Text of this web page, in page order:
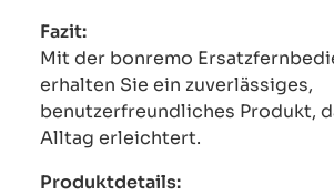
Fazit:
Mit der bonremo
erhalten Sie ein zuverlässiges,
benutzerfreundliches Produkt,
Alltag erleichtert.
Produktdetails: